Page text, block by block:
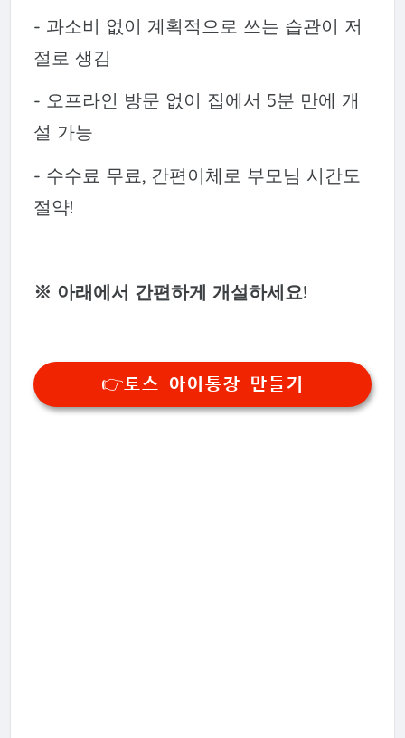
- 과소비 없이 계획적으로 쓰는 습관이 저
절로 생김
- 오프라인 방문 없이 집에서 5분 만에 개
설 가능
- 수수료 무료, 간편이체로 부모님 시간도
절약!
※ 아래에서 간편하게 개설하세요!
👉토스 아이통장 만들기